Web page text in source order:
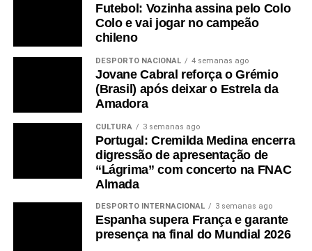
Futebol: Vozinha assina pelo Colo
Colo e vai jogar no campeão
chileno
DESPORTO NACIONAL 4 semanas ago
Jovane Cabral reforça o Grémio
(Brasil) após deixar o Estrela da
Amadora
CULTURA 3 semanas ago
Portugal: Cremilda Medina encerra
digressão de apresentação de
“Lágrima” com concerto na FNAC
Almada
DESPORTO INTERNACIONAL 3 semanas ago
Espanha supera França e garante
presença na final do Mundial 2026